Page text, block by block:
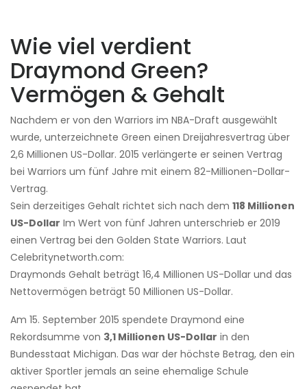
Wie viel verdient
Draymond Green?
Vermögen & Gehalt
Nachdem er von den Warriors im NBA-Draft ausgewählt
wurde, unterzeichnete Green einen Dreijahresvertrag über
2,6 Millionen US-Dollar. 2015 verlängerte er seinen Vertrag
bei Warriors um fünf Jahre mit einem 82-Millionen-Dollar-
Vertrag.
Sein derzeitiges Gehalt richtet sich nach dem 118 Millionen
US-Dollar Im Wert von fünf Jahren unterschrieb er 2019
einen Vertrag bei den Golden State Warriors. Laut
Celebritynetworth.com:
Draymonds Gehalt beträgt 16,4 Millionen US-Dollar und das
Nettovermögen beträgt 50 Millionen US-Dollar.
Am 15. September 2015 spendete Draymond eine
Rekordsumme von 3,1 Millionen US-Dollar in den
Bundesstaat Michigan. Das war der höchste Betrag, den ein
aktiver Sportler jemals an seine ehemalige Schule